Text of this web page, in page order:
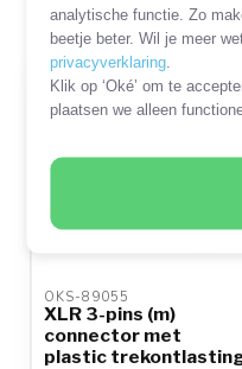
analytische functie. Zo
beetje beter. Wil je meer
privacyverklaring
Klik op ‘Oké’ om te
plaatsen we alleen
Filters
OKS-89055
XLR 3-pins (m)
connector met
plastic